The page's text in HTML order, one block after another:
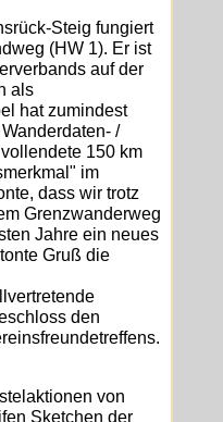
Steig fungiert
(HW 1). Er ist
auf der
als
hat zumindest
/
150 km
im
dass wir trotz
Grenzwanderweg
Jahre ein neues
Gruß die
den
von
Sketchen der